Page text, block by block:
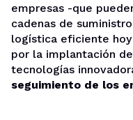
empresas -que
cadenas de
logística eficiente
por la implantación de
tecnologías
seguimiento de los